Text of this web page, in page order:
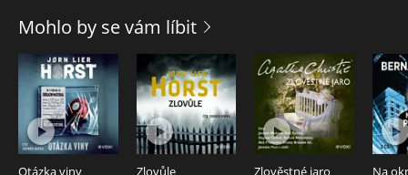
Audiokniha Nepříliš šťastná rodina –⁠ psychothriller Shari
Lapeny čtou Martina Hudečková a Libor Hruška.
Mohlo by se vám líbit
Otázka viny Zlovůle Zlověstné jaro Na